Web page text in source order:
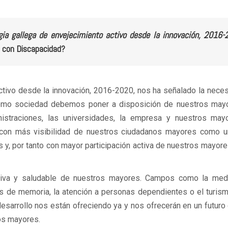
gallega de envejecimiento activo desde la innovación, 2016-
Discapacidad?
desde la innovación, 2016-2020, nos ha señalado la
sociedad debemos poner a disposición de nuestros
las universidades, la empresa y nuestros
más visibilidad de nuestros ciudadanos mayores como
por tanto con mayor participación activa de nuestros
y saludable de nuestros mayores. Campos como la
memoria, la atención a personas dependientes o el
nos están ofreciendo ya y nos ofrecerán en un futuro
mayores.